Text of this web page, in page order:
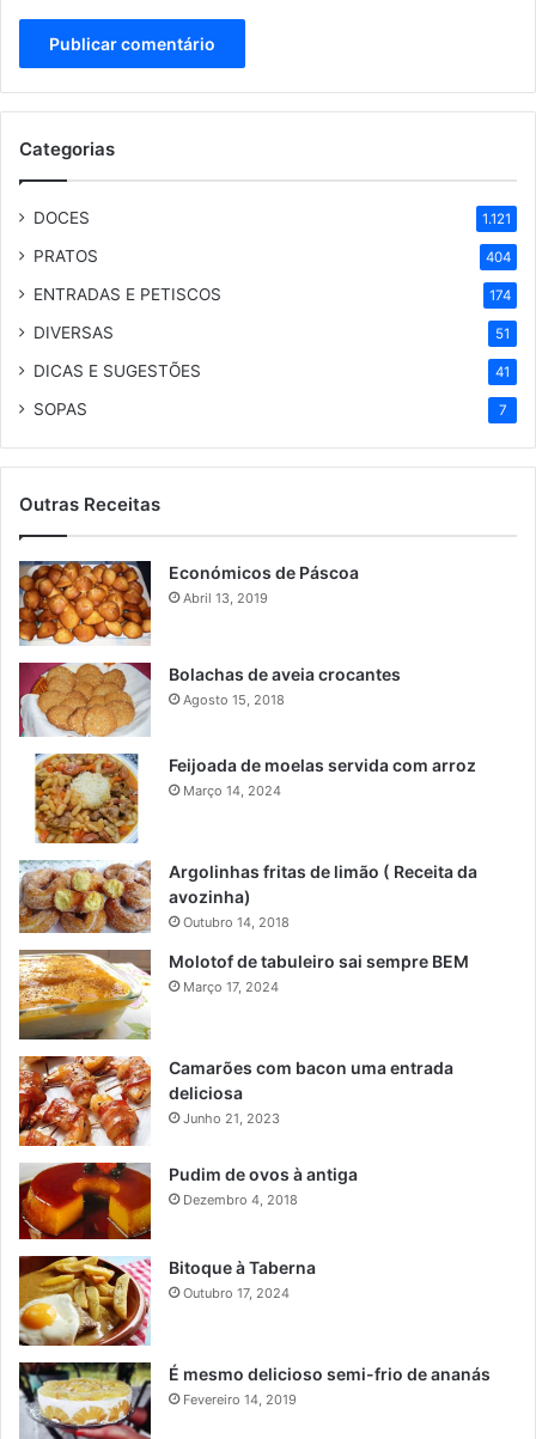
Categorias
DOCES 1.121
PRATOS 404
ENTRADAS E PETISCOS 174
DIVERSAS 51
DICAS E SUGESTÕES 41
SOPAS 7
Outras Receitas
Económicos de Páscoa
Abril 13, 2019
Bolachas de aveia crocantes
Agosto 15, 2018
Feijoada de moelas servida com arroz
Março 14, 2024
Argolinhas fritas de limão ( Receita da
avozinha)
Outubro 14, 2018
Molotof de tabuleiro sai sempre BEM
Março 17, 2024
Camarões com bacon uma entrada
deliciosa
Junho 21, 2023
Pudim de ovos à antiga
Dezembro 4, 2018
Bitoque à Taberna
Outubro 17, 2024
É mesmo delicioso semi-frio de ananás
Fevereiro 14, 2019